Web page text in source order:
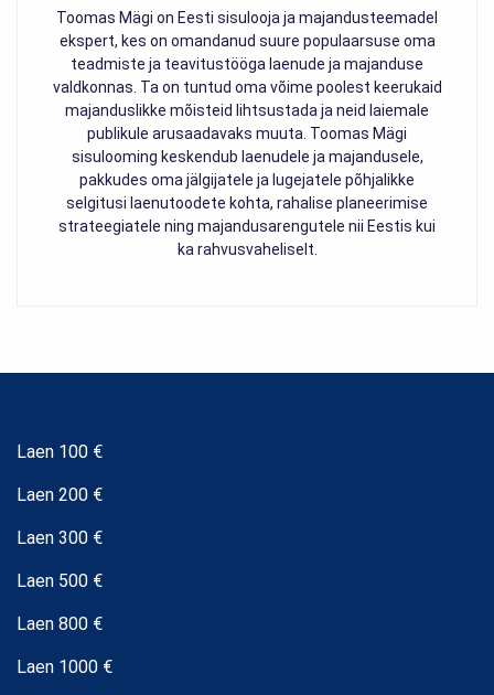
Toomas Mägi on Eesti sisulooja ja majandusteemadel
ekspert, kes on omandanud suure populaarsuse oma
teadmiste ja teavitustööga laenude ja majanduse
valdkonnas. Ta on tuntud oma võime poolest keerukaid
majanduslikke mõisteid lihtsustada ja neid laiemale
publikule arusaadavaks muuta. Toomas Mägi
sisulooming keskendub laenudele ja majandusele,
pakkudes oma jälgijatele ja lugejatele põhjalikke
selgitusi laenutoodete kohta, rahalise planeerimise
strateegiatele ning majandusarengutele nii Eestis kui
ka rahvusvaheliselt.
Laen 100 €
Laen 200 €
Laen 300 €
Laen 500 €
Laen 800 €
Laen 1000 €